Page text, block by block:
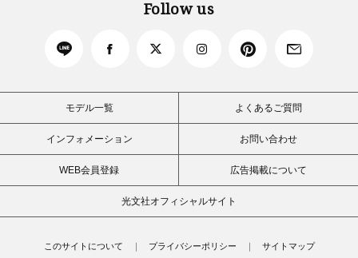
Follow us
モデル一覧 よくあるご質問
インフォメーション お問い合わせ
WEB会員登録 広告掲載について
光文社オフィシャルサイト
このサイトについて プライバシーポリシー サイトマップ